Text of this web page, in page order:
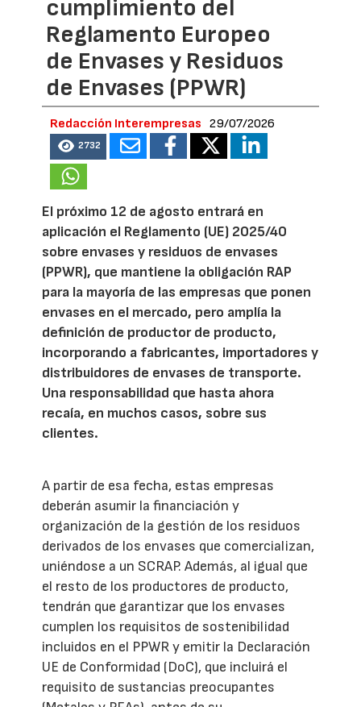
cumplimiento del
Reglamento Europeo
de Envases y Residuos
de Envases (PPWR)
Redacción Interempresas 29/07/2026
2732
El próximo 12 de agosto entrará en
aplicación el Reglamento (UE) 2025/40
sobre envases y residuos de envases
(PPWR), que mantiene la obligación RAP
para la mayoría de las empresas que ponen
envases en el mercado, pero amplía la
definición de productor de producto,
incorporando a fabricantes, importadores y
distribuidores de envases de transporte.
Una responsabilidad que hasta ahora
recaía, en muchos casos, sobre sus
clientes.
A partir de esa fecha, estas empresas
deberán asumir la financiación y
organización de la gestión de los residuos
derivados de los envases que comercializan,
uniéndose a un SCRAP. Además, al igual que
el resto de los productores de producto,
tendrán que garantizar que los envases
cumplen los requisitos de sostenibilidad
incluidos en el PPWR y emitir la Declaración
UE de Conformidad (DoC), que incluirá el
requisito de sustancias preocupantes